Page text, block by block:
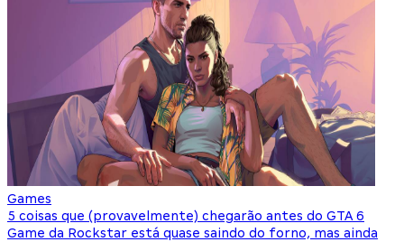
Games
5 coisas que (provavelmente) chegarão antes do GTA 6
Game da Rockstar está quase saindo do forno, mas ainda